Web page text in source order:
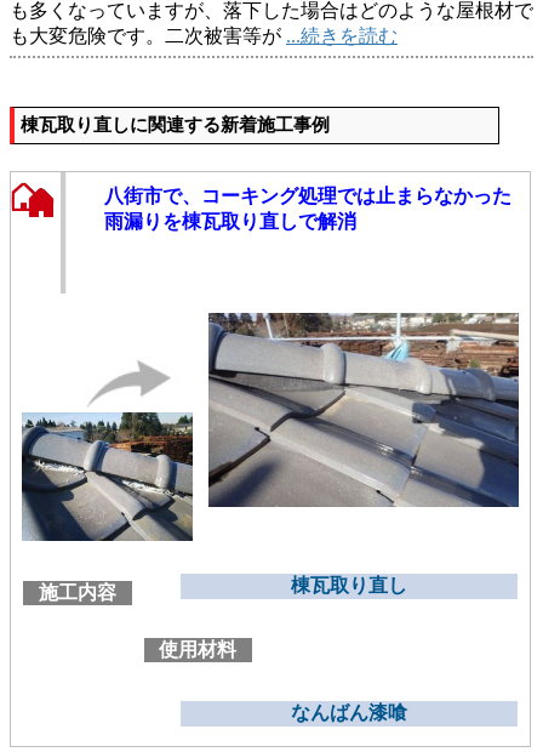
も多くなっていますが、落下した場合はどのような屋根材で
も大変危険です。二次被害等が ...続きを読む
棟瓦取り直しに関連する新着施工事例
八街市で、コーキング処理では止まらなかった
雨漏りを棟瓦取り直しで解消
施工内容 棟瓦取り直し
使用材料
なんばん漆喰